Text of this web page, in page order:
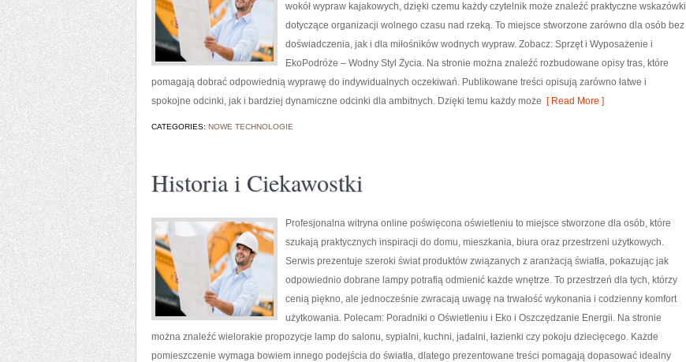
wokół wypraw kajakowych, dzięki czemu każdy czytelnik może znaleźć praktyczne wskazówki
dotyczące organizacji wolnego czasu nad rzeką. To miejsce stworzone zarówno dla osób bez
doświadczenia, jak i dla miłośników wodnych wypraw. Zobacz: Sprzęt i Wyposażenie i
EkoPodróże – Wodny Styl Życia. Na stronie można znaleźć rozbudowane opisy tras, które
pomagają dobrać odpowiednią wyprawę do indywidualnych oczekiwań. Publikowane treści opisują zarówno łatwe i
spokojne odcinki, jak i bardziej dynamiczne odcinki dla ambitnych. Dzięki temu każdy może [ Read More ]
CATEGORIES: NOWE TECHNOLOGIE
Historia i Ciekawostki
Profesjonalna witryna online poświęcona oświetleniu to miejsce stworzone dla osób, które
szukają praktycznych inspiracji do domu, mieszkania, biura oraz przestrzeni użytkowych.
Serwis prezentuje szeroki świat produktów związanych z aranżacją światła, pokazując jak
odpowiednio dobrane lampy potrafią odmienić każde wnętrze. To przestrzeń dla tych, którzy
cenią piękno, ale jednocześnie zwracają uwagę na trwałość wykonania i codzienny komfort
użytkowania. Polecam: Poradniki o Oświetleniu i Eko i Oszczędzanie Energii. Na stronie
można znaleźć wielorakie propozycje lamp do salonu, sypialni, kuchni, jadalni, łazienki czy pokoju dziecięcego. Każde
pomieszczenie wymaga bowiem innego podejścia do światła, dlatego prezentowane treści pomagają dopasować idealny